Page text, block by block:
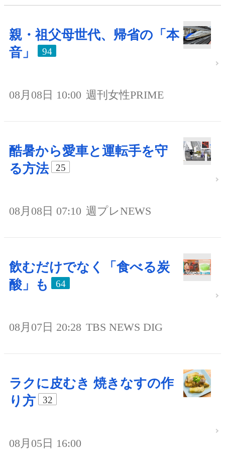
親・祖父母世代、帰省の「本
音」
94
08月08日 10:00 週刊女性PRIME
酷暑から愛車と運転手を守
る方法
25
08月08日 07:10 週プレNEWS
飲むだけでなく「食べる炭
酸」も
64
08月07日 20:28 TBS NEWS DIG
ラクに皮むき 焼きなすの作
り方
32
08月05日 16:00